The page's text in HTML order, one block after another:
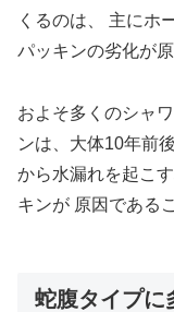
くるのは、 主にホ
パッキンの劣化が原
およそ多くのシャ
ンは、大体10年前
から水漏れを起こ
キンが 原因である
蛇腹タイプに